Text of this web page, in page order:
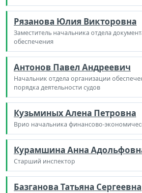
Рязанова Юлия Викторовна
Заместитель начальника отдела
обеспечения
Антонов Павел Андреевич
Начальник отдела организации
порядка деятельности судов
Кузьминых Алена Петровна
Врио начальника финансово-
Курамшина Анна
Старший инспектор
Базганова Татьяна Сергеевна